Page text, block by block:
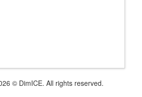
© DimICE. All rights reserved.